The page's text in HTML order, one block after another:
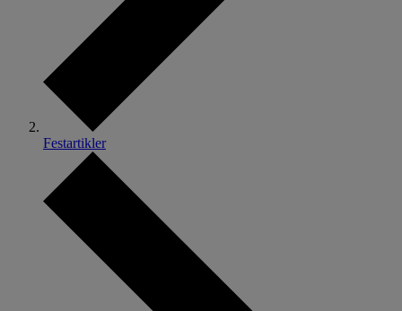
Festartikler